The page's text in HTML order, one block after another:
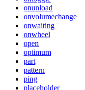
onunload
onvolumechange
onwaiting
onwheel
open
optimum
part
pattern
ping
placeholder